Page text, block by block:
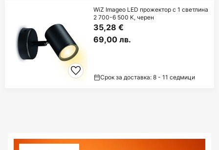
WiZ Imageo LED прожектор с 1 светлина
2 700-6 500 K, черен
35,28 €
69,00 лв.
Срок за доставка: 8 - 11 седмици